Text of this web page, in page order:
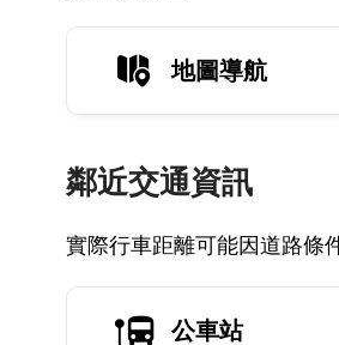
地圖導航
鄰近交通資訊
實際行車距離可能因道路條
公車站